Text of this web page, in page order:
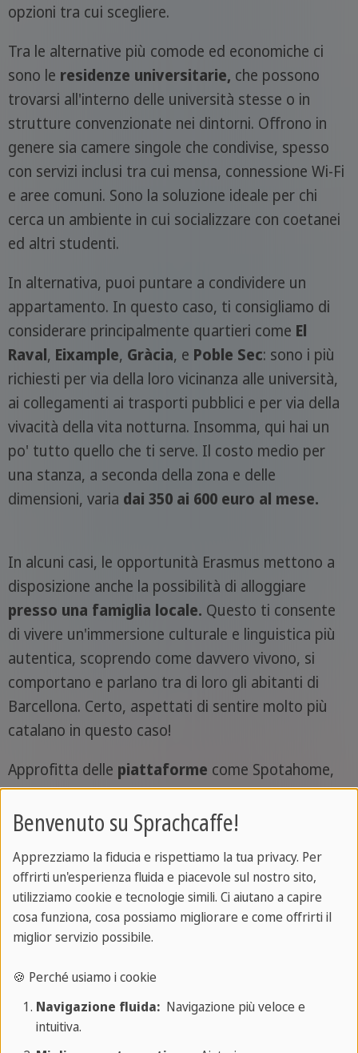
opzioni tra cui scegliere.
Tra le alternative più comode ed economiche ci
sono le residenze universitarie, che possono
trovarsi all'interno delle università stesse o in
strutture convenzionate nei dintorni. Offrono in
genere sia camere singole che condivise, spesso
con servizi inclusi tra cui mensa, connessione Wi-Fi
e aree comuni. Sono la soluzione ideale per chi
cerca un ambiente in cui socializzare con coetanei
ed altri studenti.
In alternativa, puoi puntare a condividere un
appartamento. In questo caso, ti consigliamo di
considerare principalmente quartieri come El
Raval, Eixample, Gràcia, e Poble Sec: sono i più
richiesti per via della loro vicinanza alle università,
ai collegamenti ai trasporti pubblici e per via della
vivacità della vita notturna. Insomma, qui hai un
po' tutto quello che ti serve. Il costo medio per
una stanza, a seconda della zona e delle
dimensioni, varia dai 350 ai 600 euro al mese.
In alcuni casi, le opportunità Erasmus mettono a
disposizione anche la possibilità di alloggiare
presso una famiglia locale. Questo ti consente
di vivere un'immersione culturale e linguistica più
autentica, scoprendo come davvero vivono, si
comportano e parlano tra di loro gli abitanti di
Barcellona. Certo, aspettati di sentire molto più
catalano in questo caso!
Approfitta delle piattaforme come Spotahome,
HousingAnywhere o Idealista per facilitare la tua
ricerca di alloggi in città, oppure cerca nei
Facebook se c'è qualche altro studente Erasmus in
cerca di coinquilini con cui condividere stanza o
appartamento. In genere si riesce facilmente a
trovare alloggio ancor prima di partire, ma se così
non dovesse essere puoi comunque optare per
ostellipossono essere una buona opzione, in
termini economici e di tipo di ambiente.
Benvenuto su Sprachcaffe!
Apprezziamo la fiducia e rispettiamo la tua privacy. Per
offrirti un'esperienza fluida e piacevole sul nostro sito,
utilizziamo cookie e tecnologie simili. Ci aiutano a capire
cosa funziona, cosa possiamo migliorare e come offrirti il
miglior servizio possibile.
🍪 Perché usiamo i cookie
Navigazione fluida:Navigazione più veloce e
intuitiva.